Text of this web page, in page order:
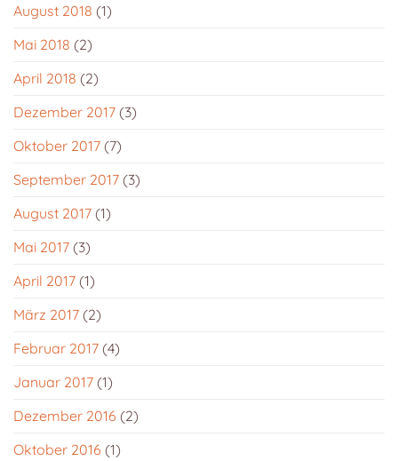
August 2018 (1)
Mai 2018 (2)
April 2018 (2)
Dezember 2017 (3)
Oktober 2017 (7)
September 2017 (3)
August 2017 (1)
Mai 2017 (3)
April 2017 (1)
März 2017 (2)
Februar 2017 (4)
Januar 2017 (1)
Dezember 2016 (2)
Oktober 2016 (1)